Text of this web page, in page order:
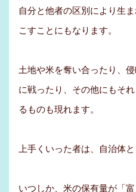
自分と他者の区別により生
こすことにもなります。
土地や米を奪い合ったり、
に戦ったり、その他にもそ
るものも現れます。
上手くいった者は、自治体
いつしか、米の保有量が「